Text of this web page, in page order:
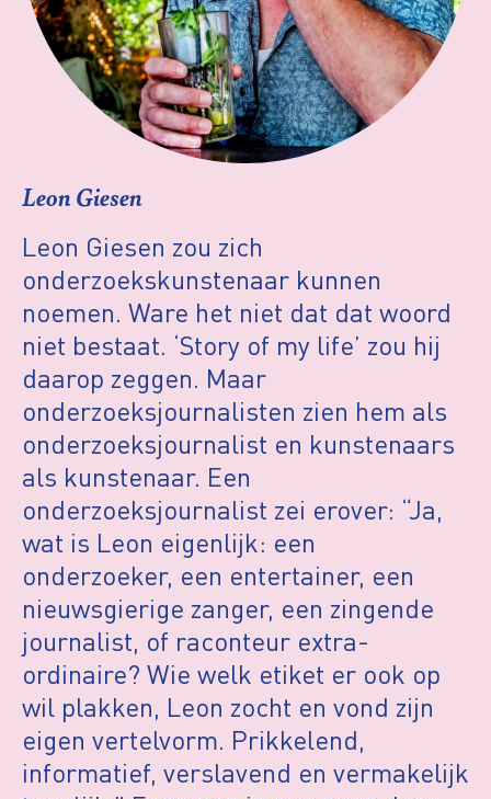
Leon Giesen
Leon Giesen zou zich
onderzoekskunstenaar kunnen
noemen. Ware het niet dat dat woord
niet bestaat. ‘Story of my life’ zou hij
daarop zeggen. Maar
onderzoeksjournalisten zien hem als
onderzoeksjournalist en kunstenaars
als kunstenaar. Een
onderzoeksjournalist zei erover: “Ja,
wat is Leon eigenlijk: een
onderzoeker, een entertainer, een
nieuwsgierige zanger, een zingende
journalist, of raconteur extra-
ordinaire? Wie welk etiket er ook op
wil plakken, Leon zocht en vond zijn
eigen vertelvorm. Prikkelend,
informatief, verslavend en vermakelijk